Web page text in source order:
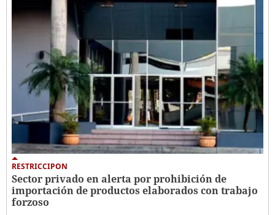
RESTRICCIPON
Sector privado en alerta por prohibición de
importación de productos elaborados con trabajo
forzoso